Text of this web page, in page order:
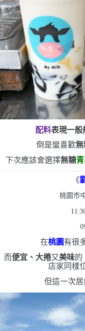
配料表現一般
倒是蠻喜歡無
下次應該會選擇無糖
《
桃園市
在桃園有很
而便宜、大捲又美味的
店家 同樣
但這一次